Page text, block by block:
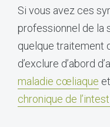
Si vous avez ces
professionnel de la
quelque traitement
d’exclure d’abord
maladie cœliaque
chronique de